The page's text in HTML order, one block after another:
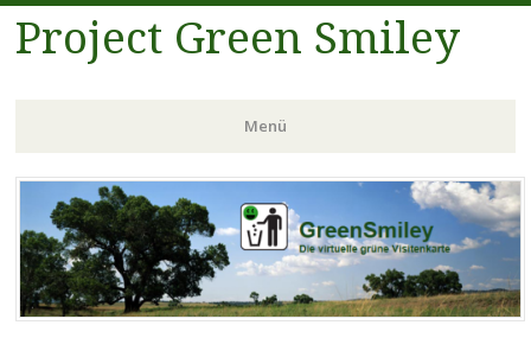
Project Green Smiley
Menü
Zum
Inhalt
springen